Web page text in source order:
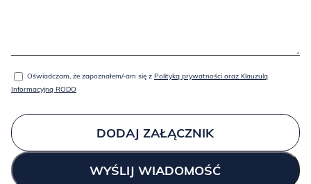
GOLD:
Oświadczam, że zapoznałem/-am się z Polityką prywatności oraz Klauzulą
Informacyjną RODO
DODAJ ZAŁĄCZNIK